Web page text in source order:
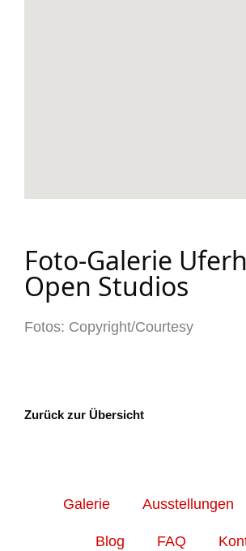
Foto-Galerie
Open Studios
Fotos: Copyright/Courtesy
Zurück zur Übersicht
Galerie Ausstellungen
Blog FAQ